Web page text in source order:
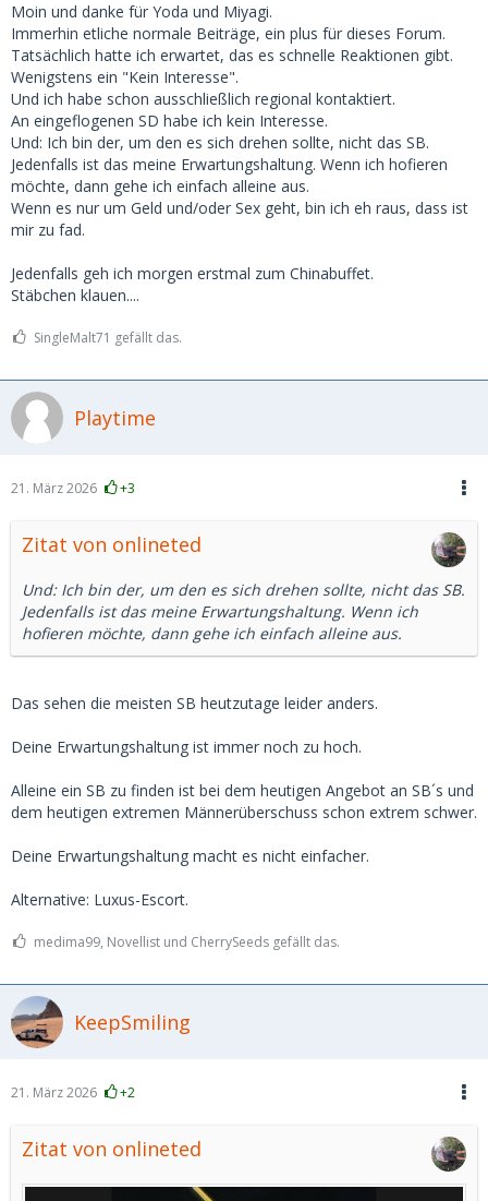
Moin und danke für Yoda und Miyagi.
Immerhin etliche normale Beiträge, ein plus für dieses Forum.
Tatsächlich hatte ich erwartet, das es schnelle Reaktionen gibt.
Wenigstens ein "Kein Interesse".
Und ich habe schon ausschließlich regional kontaktiert.
An eingeflogenen SD habe ich kein Interesse.
Und: Ich bin der, um den es sich drehen sollte, nicht das SB.
Jedenfalls ist das meine Erwartungshaltung. Wenn ich hofieren
möchte, dann gehe ich einfach alleine aus.
Wenn es nur um Geld und/oder Sex geht, bin ich eh raus, dass ist
mir zu fad.
Jedenfalls geh ich morgen erstmal zum Chinabuffet.
Stäbchen klauen....
SingleMalt71 gefällt das.
Playtime
21. März 2026 +3
Zitat von onlineted
Und: Ich bin der, um den es sich drehen sollte, nicht das SB.
Jedenfalls ist das meine Erwartungshaltung. Wenn ich
hofieren möchte, dann gehe ich einfach alleine aus.
Das sehen die meisten SB heutzutage leider anders.
Deine Erwartungshaltung ist immer noch zu hoch.
Alleine ein SB zu finden ist bei dem heutigen Angebot an SB´s und
dem heutigen extremen Männerüberschuss schon extrem schwer.
Deine Erwartungshaltung macht es nicht einfacher.
Alternative: Luxus-Escort.
medima99, Novellist und CherrySeeds gefällt das.
KeepSmiling
21. März 2026 +2
Zitat von onlineted